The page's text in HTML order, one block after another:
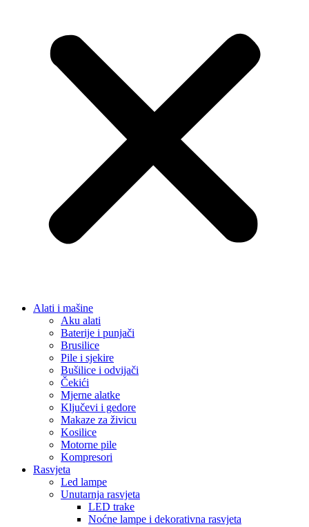
Alati i mašine
Aku alati
Baterije i punjači
Brusilice
Pile i sjekire
Bušilice i odvijači
Čekići
Mjerne alatke
Ključevi i gedore
Makaze za živicu
Kosilice
Motorne pile
Kompresori
Rasvjeta
Led lampe
Unutarnja rasvjeta
LED trake
Noćne lampe i dekorativna rasvjeta